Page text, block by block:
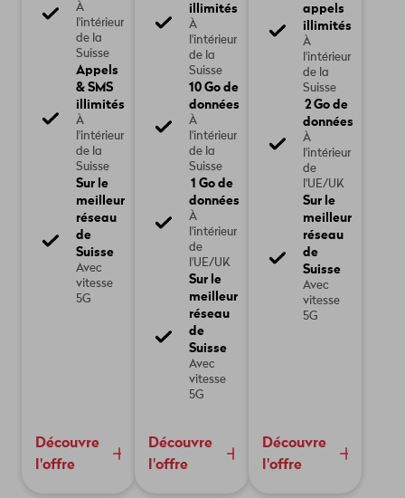
À
l'intérieur
de la
Suisse
Appels
& SMS
illimités
À
l'intérieur
de la
Suisse
Sur le
meilleur
réseau
de
Suisse
Avec
vitesse
5G
Découvre
l'offre
illimités
À
l'intérieur
de la
Suisse
10 Go de
données
À
l'intérieur
de la
Suisse
1 Go de
données
À
l'intérieur
de
l'UE/UK
Sur le
meilleur
réseau
de
Suisse
Avec
vitesse
5G
Découvre
l'offre
appels
illimités
À
l'intérieur
de la
Suisse
2 Go de
données
À
l'intérieur
de
l'UE/UK
Sur le
meilleur
réseau
de
Suisse
Avec
vitesse
5G
Découvre
l'offre